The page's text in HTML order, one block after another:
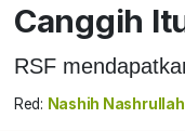
Canggih
RSF
Red: Nashih Nashrullah